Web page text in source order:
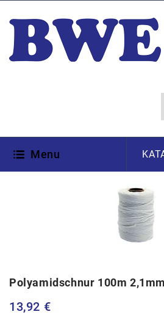
Menu
Polyamidschnur 100m 2,1mm
13,92 €